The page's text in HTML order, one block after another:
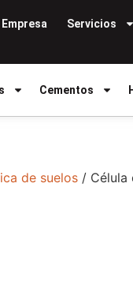
Empresa Servicios
Cementos
de suelos / Célula